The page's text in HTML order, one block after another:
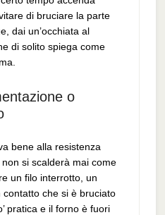
di bruciare la parte
dai un’occhiata al
di solito spiega come
o
bene alla resistenza
si scalderà mai come
un filo interrotto, un
che si è bruciato
pratica e il forno è fuori